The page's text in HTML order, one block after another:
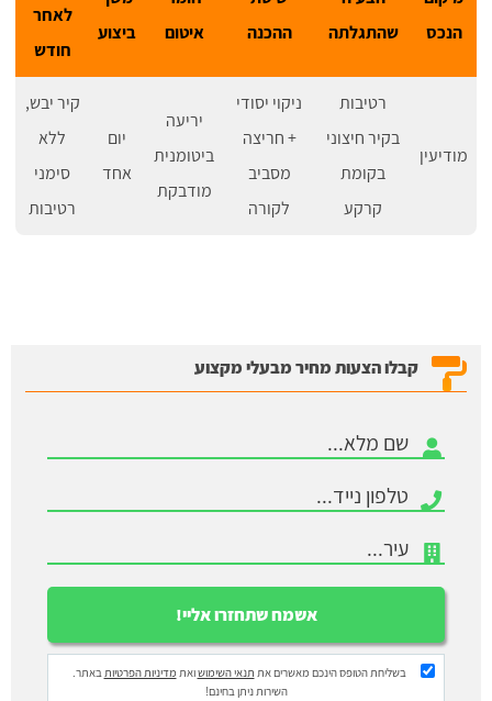
הנכס
שהתגלתה
ההכנה
איטום
ביצוע
לאחר
חודש
מודיעין
רטיבות
בקיר חיצוני
בקומת
קרקע
ניקוי יסודי
+ חריצה
מסביב
לקורה
יריעה
ביטומנית
מודבקת
יום
אחד
קיר יבש,
ללא
סימני
רטיבות
קבלו הצעות מחיר מבעלי מקצוע
בשליחת הטופס הינכם מאשרים את תנאי השימושואת מדיניות הפרטיותבאתר.
השירות ניתן בחינם!